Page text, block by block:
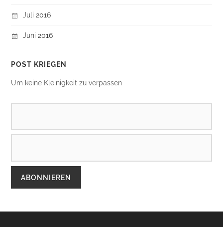
Juli 2016
Juni 2016
POST KRIEGEN
Um keine Kleinigkeit zu verpassen